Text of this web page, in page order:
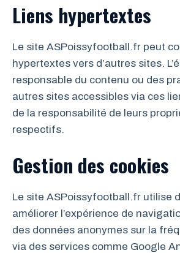
Liens hypertextes
Le site ASPoissyfootball.fr peut
hypertextes vers d’autres sites.
responsable du contenu ou des
autres sites accessibles via ces
de la responsabilité de leurs
respectifs.
Gestion des cookies
Le site ASPoissyfootball.fr utilise
améliorer l’expérience de
des données anonymes sur la
via des services comme Google